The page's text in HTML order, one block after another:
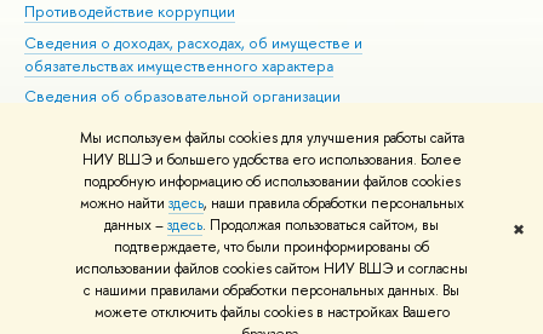
Мы используем файлы cookies для улучшения работы сайта
НИУ ВШЭ и большего удобства его использования. Более
подробную информацию об использовании файлов cookies
можно найти здесь, наши правила обработки персональных
данных –здесь. Продолжая пользоваться сайтом, вы
подтверждаете, что были проинформированы об
использовании файлов cookies сайтом НИУ ВШЭ и согласны
с нашими правилами обработки персональных данных. Вы
можете отключить файлы cookies в настройках Вашего
✖
Противодействие коррупции
Сведения о доходах, расходах, об имуществе и
обязательствах имущественного характера
Сведения об образовательной организации
Людям с ограниченными возможностями здоровья
Единая платежная страница
Работа в Вышке
© НИУ ВШЭ 1993–2026 Адреса и контакты Условия использования
материалов Политика конфиденциальности Карта сайта
Шрифты HSE Sans и HSE Slab разработаны вШколе дизайна НИУ ВШЭ